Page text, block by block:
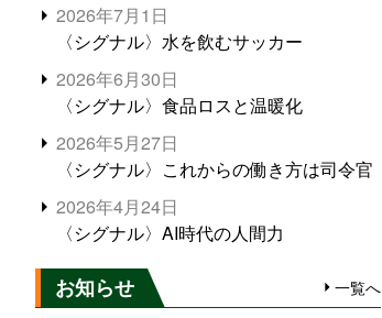
2026年7月1日
〈シグナル〉水を飲むサッカー
2026年6月30日
〈シグナル〉食品ロスと温暖化
2026年5月27日
〈シグナル〉これからの働き方は司令官
2026年4月24日
〈シグナル〉AI時代の人間力
お知らせ 一覧へ